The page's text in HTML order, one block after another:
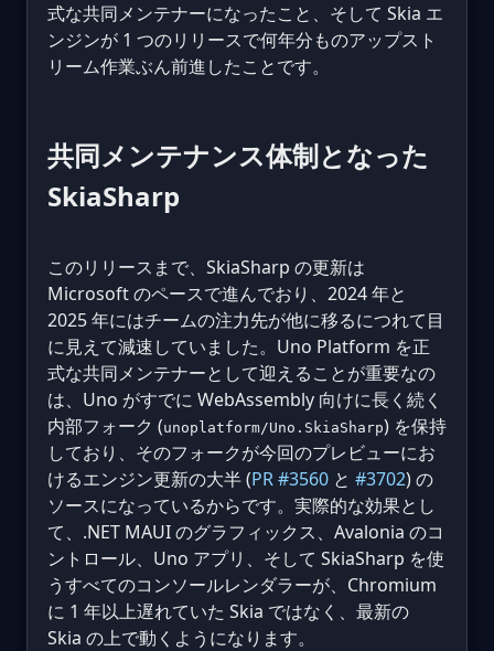
式な共同メンテナーになったこと、そして Skia エ
ンジンが 1 つのリリースで何年分ものアップスト
リーム作業ぶん前進したことです。
共同メンテナンス体制となった
SkiaSharp
このリリースまで、SkiaSharp の更新は
Microsoft のペースで進んでおり、2024 年と
2025 年にはチームの注力先が他に移るにつれて目
に見えて減速していました。Uno Platform を正
式な共同メンテナーとして迎えることが重要なの
は、Uno がすでに WebAssembly 向けに長く続く
内部フォーク (unoplatform/Uno.SkiaSharp) を保持
しており、そのフォークが今回のプレビューにお
けるエンジン更新の大半 (PR #3560 と #3702) の
ソースになっているからです。実際的な効果とし
て、.NET MAUI のグラフィックス、Avalonia のコ
ントロール、Uno アプリ、そして SkiaSharp を使
うすべてのコンソールレンダラーが、Chromium
に 1 年以上遅れていた Skia ではなく、最新の
Skia の上で動くようになります。